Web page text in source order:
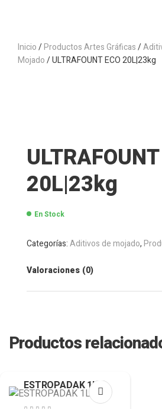
Inicio/Productos Artes Gráficas/
Mojado/ ULTRAFOUNT ECO 20L|23kg
20L|23kg
En Stock
Categorías:Aditivos de mojado,
Valoraciones (0)
Productos
ESTROPADAK 1L